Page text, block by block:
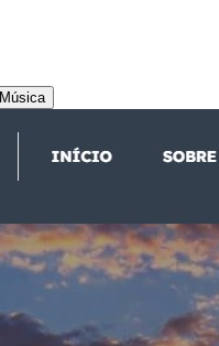
Música